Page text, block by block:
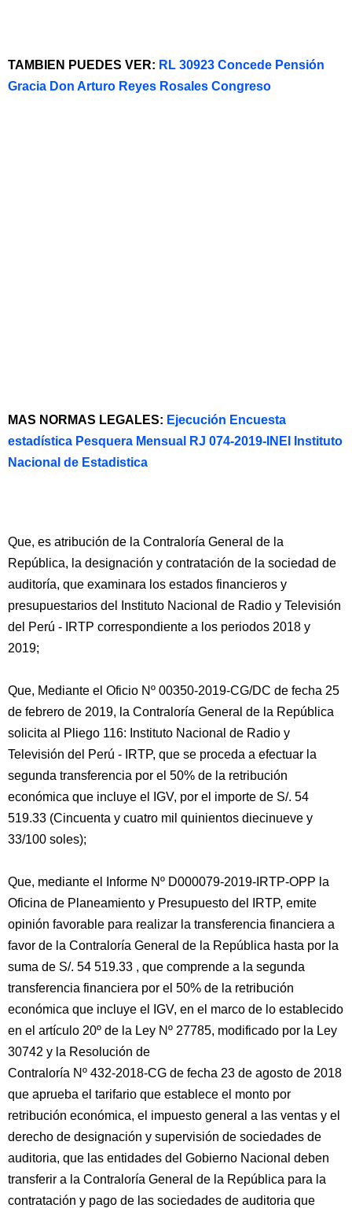
TAMBIEN PUEDES VER: RL 30923 Concede Pensión
Gracia Don Arturo Reyes Rosales Congreso
MAS NORMAS LEGALES: Ejecución Encuesta
estadística Pesquera Mensual RJ 074-2019-INEI Instituto
Nacional de Estadistica
Que, es atribución de la Contraloría General de la
República, la designación y contratación de la sociedad de
auditoría, que examinara los estados financieros y
presupuestarios del Instituto Nacional de Radio y Televisión
del Perú - IRTP correspondiente a los periodos 2018 y
2019;
Que, Mediante el Oficio Nº 00350-2019-CG/DC de fecha 25
de febrero de 2019, la Contraloría General de la República
solicita al Pliego 116: Instituto Nacional de Radio y
Televisión del Perú - IRTP, que se proceda a efectuar la
segunda transferencia por el 50% de la retribución
económica que incluye el IGV, por el importe de S/. 54
519.33 (Cincuenta y cuatro mil quinientos diecinueve y
33/100 soles);
Que, mediante el Informe Nº D000079-2019-IRTP-OPP la
Oficina de Planeamiento y Presupuesto del IRTP, emite
opinión favorable para realizar la transferencia financiera a
favor de la Contraloría General de la República hasta por la
suma de S/. 54 519.33 , que comprende a la segunda
transferencia financiera por el 50% de la retribución
económica que incluye el IGV, en el marco de lo establecido
en el artículo 20º de la Ley Nº 27785, modificado por la Ley
30742 y la Resolución de
Contraloría Nº 432-2018-CG de fecha 23 de agosto de 2018
que aprueba el tarifario que establece el monto por
retribución económica, el impuesto general a las ventas y el
derecho de designación y supervisión de sociedades de
auditoria, que las entidades del Gobierno Nacional deben
transferir a la Contraloría General de la República para la
contratación y pago de las sociedades de auditoria que